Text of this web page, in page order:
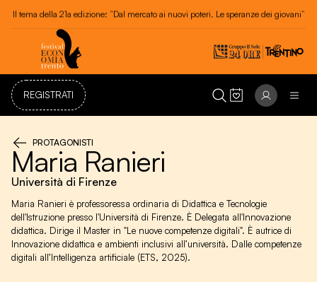
Festival dell'Economia di Trento 20 - 24 maggio 2026
REGISTRATI
PROTAGONISTI
Maria Ranieri
Università di Firenze
Maria Ranieri è professoressa ordinaria di Didattica e Tecnologie
dell'Istruzione presso l'Università di Firenze. È Delegata all'Innovazione
didattica. Dirige il Master in "Le nuove competenze digitali". È autrice di
Innovazione didattica e ambienti inclusivi all’università. Dalle competenze
digitali all’Intelligenza artificiale (ETS, 2025).